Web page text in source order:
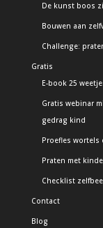
De kunst boos
Bouwen aan
Challenge:
Gratis
E-book 25
Gratis webinar
gedrag kind
Proefles wortels
Praten met
Checklist
Contact
Blog